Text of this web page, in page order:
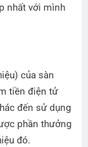
nhất với mình
của sàn
tiền điện tử
đến sử dụng
phần thưởng
đó.